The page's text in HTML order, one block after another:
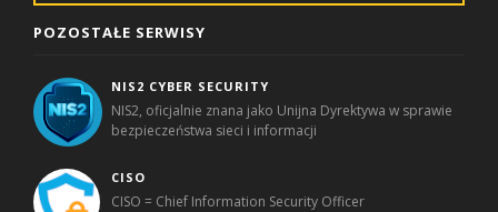
POZOSTAŁE SERWISY
NIS2 CYBER SECURITY
NIS2, oficjalnie znana jako Unijna Dyrektywa w sprawie
bezpieczeństwa sieci i informacji
CISO
CISO = Chief Information Security Officer